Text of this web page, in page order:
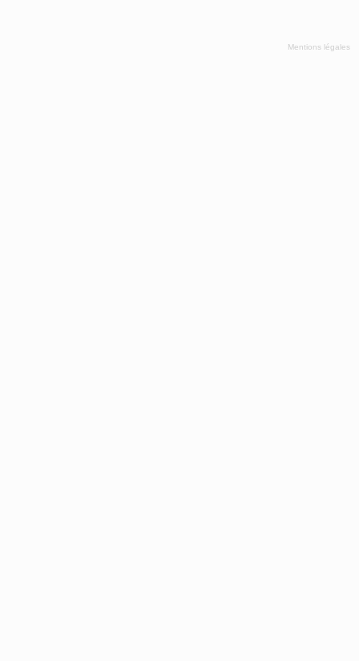
Mentions légales